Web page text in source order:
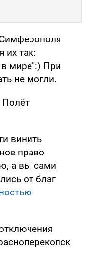
их так:
мире":) При
не могли.
Полёт
винить
право
а вы сами
от благ